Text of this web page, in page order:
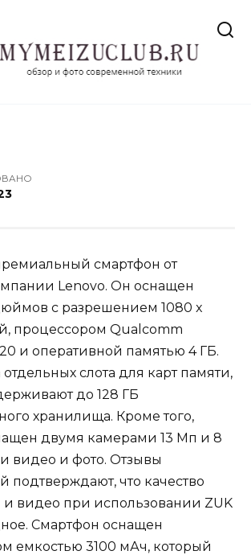
смартфон от
Lenovo. Он оснащен
с разрешением 1080 x
процессором Qualcomm
и оперативной памятью 4 ГБ.
слота для карт памяти,
до 128 ГБ
хранилища. Кроме того,
двумя камерами 13 Мп и 8
видео и фото. Отзывы
подтверждают, что качество
видео при использовании ZUK
Смартфон оснащен
емкостью 3100 мАч, который